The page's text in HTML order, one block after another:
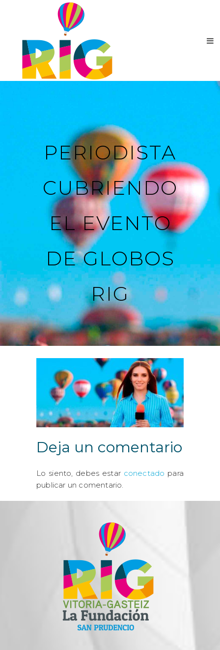
PERIODISTA
CUBRIENDO
EL EVENTO
DE GLOBOS
RIG
Deja un comentario
Lo siento, debes estar conectado para
publicar un comentario.